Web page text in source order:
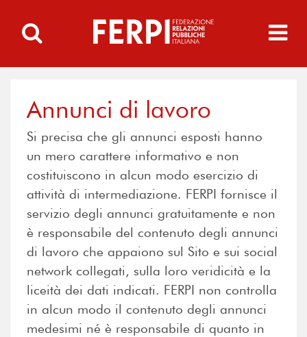
Annunci di lavoro
Si precisa che gli annunci esposti hanno
un mero carattere informativo e non
costituiscono in alcun modo esercizio di
attività di intermediazione. FERPI fornisce il
servizio degli annunci gratuitamente e non
è responsabile del contenuto degli annunci
di lavoro che appaiono sul Sito e sui social
network collegati, sulla loro veridicità e la
liceità dei dati indicati. FERPI non controlla
in alcun modo il contenuto degli annunci
medesimi né è responsabile di quanto in